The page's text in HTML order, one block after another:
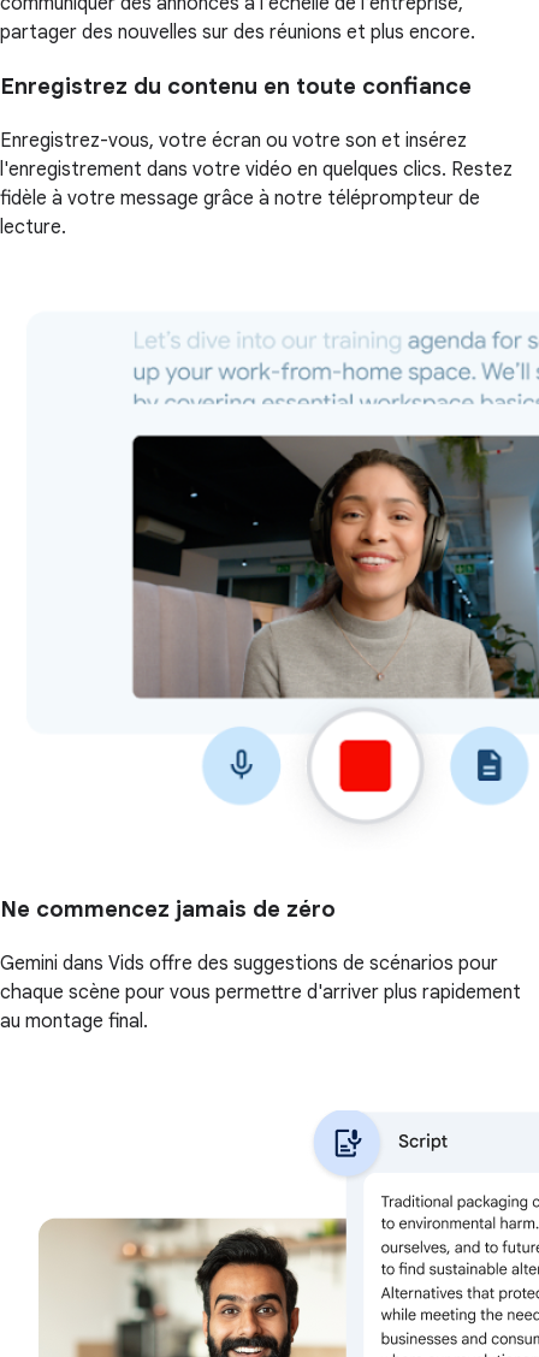
partager des nouvelles sur des réunions et plus encore.
Enregistrez du contenu en toute confiance
Enregistrez-vous, votre écran ou votre son et insérez
l'enregistrement dans votre vidéo en quelques clics. Restez
fidèle à votre message grâce à notre téléprompteur de
lecture.
Ne commencez jamais de zéro
Gemini dans Vids offre des suggestions de scénarios pour
chaque scène pour vous permettre d'arriver plus rapidement
au montage final.